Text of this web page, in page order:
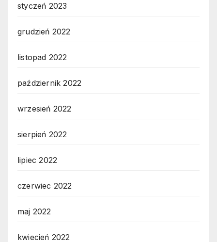
styczeń 2023
grudzień 2022
listopad 2022
październik 2022
wrzesień 2022
sierpień 2022
lipiec 2022
czerwiec 2022
maj 2022
kwiecień 2022